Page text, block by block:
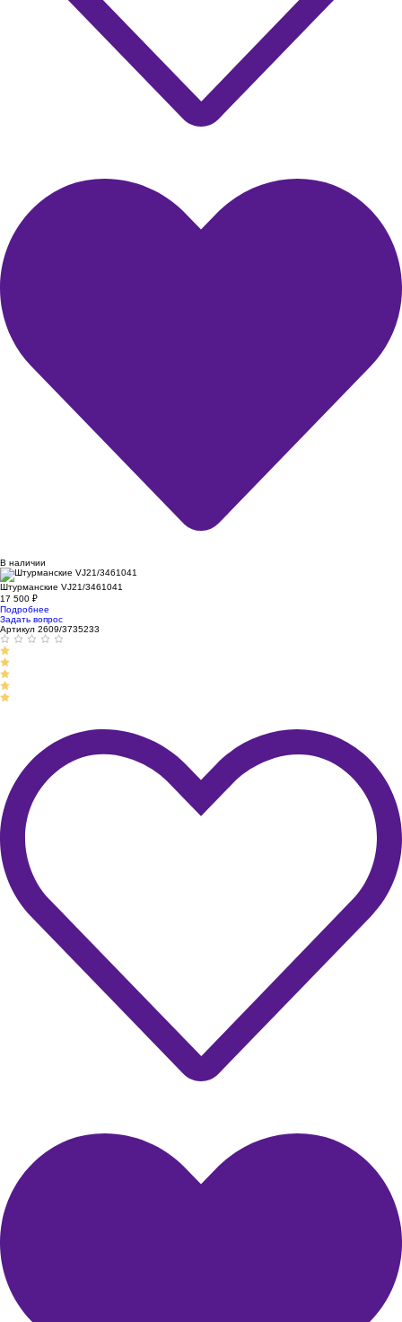
В наличии
Штурманские VJ21/3461041
17 500 ₽
Подробнее
Задать вопрос
Артикул 2609/3735233